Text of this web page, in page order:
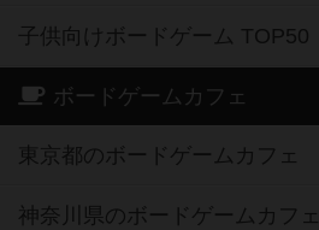
子供向けボードゲーム TOP50
ボードゲームカフェ
東京都のボードゲームカフェ
神奈川県のボードゲームカフェ